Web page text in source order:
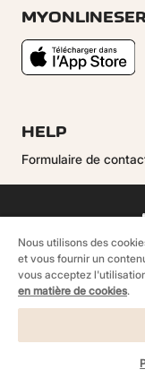
HELP
Formulaire de
©2026 Cornèr
reserved.
Nous utilisons des
et vous fournir un
vous acceptez
en matière de cookies.